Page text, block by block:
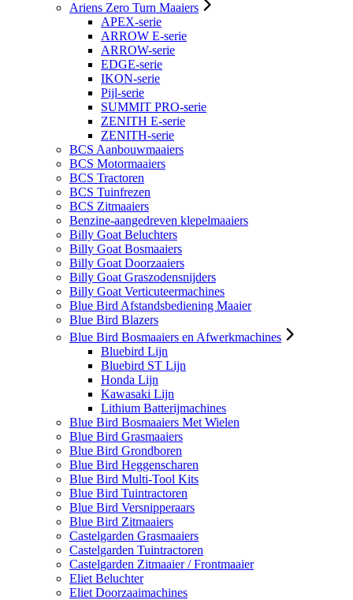
Ariens Zero Turn Maaiers
APEX-serie
ARROW E-serie
ARROW-serie
EDGE-serie
IKON-serie
Pijl-serie
SUMMIT PRO-serie
ZENITH E-serie
ZENITH-serie
BCS Aanbouwmaaiers
BCS Motormaaiers
BCS Tractoren
BCS Tuinfrezen
BCS Zitmaaiers
Benzine-aangedreven klepelmaaiers
Billy Goat Beluchters
Billy Goat Bosmaaiers
Billy Goat Doorzaaiers
Billy Goat Graszodensnijders
Billy Goat Verticuteermachines
Blue Bird Afstandsbediening Maaier
Blue Bird Blazers
Blue Bird Bosmaaiers en Afwerkmachines
Bluebird Lijn
Bluebird ST Lijn
Honda Lijn
Kawasaki Lijn
Lithium Batterijmachines
Blue Bird Bosmaaiers Met Wielen
Blue Bird Grasmaaiers
Blue Bird Grondboren
Blue Bird Heggenscharen
Blue Bird Multi-Tool Kits
Blue Bird Tuintractoren
Blue Bird Versnipperaars
Blue Bird Zitmaaiers
Castelgarden Grasmaaiers
Castelgarden Tuintractoren
Castelgarden Zitmaaier / Frontmaaier
Eliet Beluchter
Eliet Doorzaaimachines